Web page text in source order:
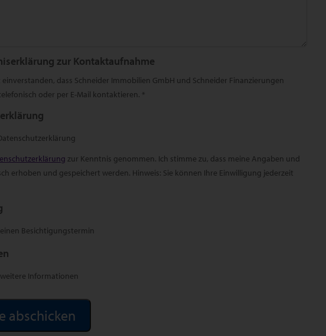
zur Kontaktaufnahme
dass Schneider Immobilien GmbH und Schneider Finanzierungen
oder per E-Mail kontaktieren. *
zur Kenntnis genommen. Ich stimme zu, dass meine Angaben und
erhoben und gespeichert werden. Hinweis: Sie können Ihre Einwilligung jederzeit
Besichtigungstermin
Informationen